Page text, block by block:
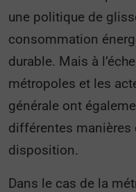
une politique de
consommation
durable. Mais à
métropoles et les
générale ont
différentes manières
disposition.
Dans le cas de la